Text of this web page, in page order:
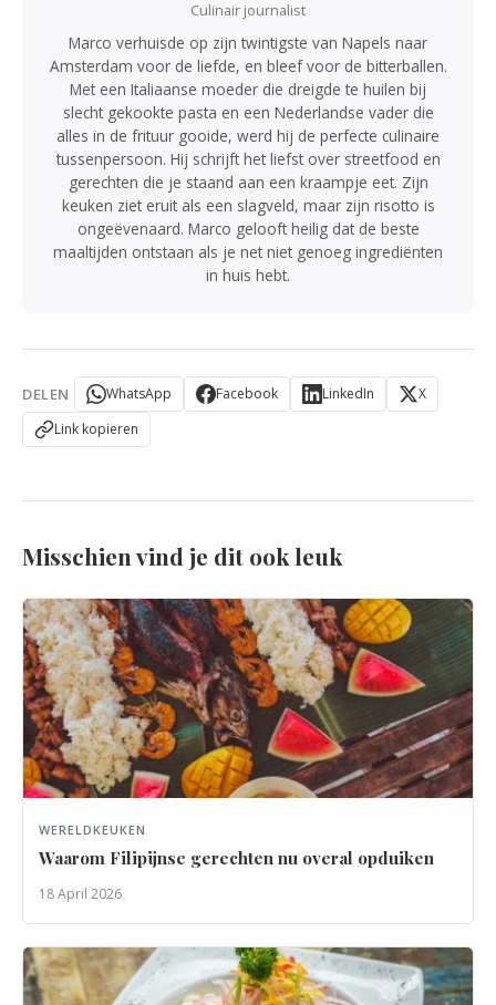
Culinair journalist
Marco verhuisde op zijn twintigste van Napels naar
Amsterdam voor de liefde, en bleef voor de bitterballen.
Met een Italiaanse moeder die dreigde te huilen bij
slecht gekookte pasta en een Nederlandse vader die
alles in de frituur gooide, werd hij de perfecte culinaire
tussenpersoon. Hij schrijft het liefst over streetfood en
gerechten die je staand aan een kraampje eet. Zijn
keuken ziet eruit als een slagveld, maar zijn risotto is
ongeëvenaard. Marco gelooft heilig dat de beste
maaltijden ontstaan als je net niet genoeg ingrediënten
in huis hebt.
DELEN WhatsApp Facebook LinkedIn
X
Link kopieren
Misschien vind je dit ook leuk
WERELDKEUKEN
Waarom Filipijnse gerechten nu overal opduiken
18 April 2026